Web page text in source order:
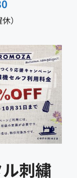
）
刺繍